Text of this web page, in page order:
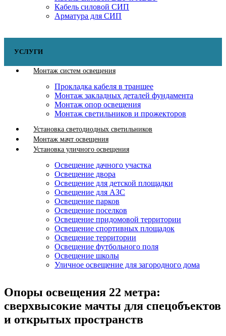
Кабель силовой СИП
Арматура для СИП
УСЛУГИ
Монтаж систем освещения
Прокладка кабеля в траншее
Монтаж закладных деталей фундамента
Монтаж опор освещения
Монтаж светильников и прожекторов
Установка светодиодных светильников
Монтаж мачт освещения
Установка уличного освещения
Освещение дачного участка
Освещение двора
Освещение для детской площадки
Освещение для АЗС
Освещение парков
Освещение поселков
Освещение придомовой территории
Освещение спортивных площадок
Освещение территории
Освещение футбольного поля
Освещение школы
Уличное освещение для загородного дома
Опоры освещения 22 метра:
сверхвысокие мачты для спецобъектов
и открытых пространств